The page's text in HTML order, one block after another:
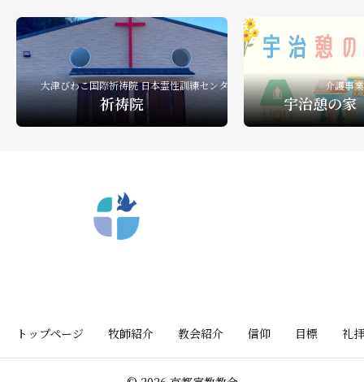
礼拝ビデオ NPO活動 教会活動
大津びわこ国際祈祷院 日本霊性訓練センター
祈祷院
介護事
宇治憩の
トップページ 牧師紹介 教会紹介 信仰 目標 礼